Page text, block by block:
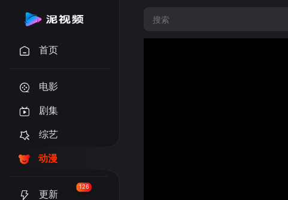
首页
电影
剧集
综艺
动漫
更新
126